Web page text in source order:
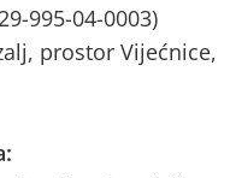
995-04-0003)
prostor Vijećnice,